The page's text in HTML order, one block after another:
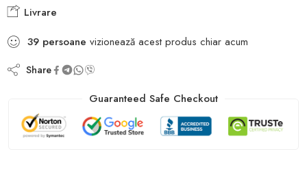
Livrare
39 persoane vizionează acest produs chiar acum
Share
Guaranteed Safe Checkout